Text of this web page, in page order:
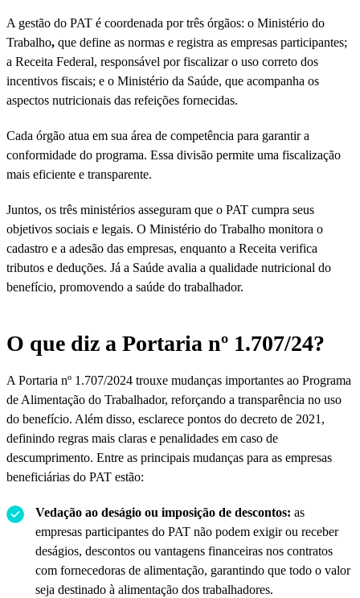
A gestão do PAT é coordenada por três órgãos: o Ministério do
Trabalho, que define as normas e registra as empresas participantes;
a Receita Federal, responsável por fiscalizar o uso correto dos
incentivos fiscais; e o Ministério da Saúde, que acompanha os
aspectos nutricionais das refeições fornecidas.
Cada órgão atua em sua área de competência para garantir a
conformidade do programa. Essa divisão permite uma fiscalização
mais eficiente e transparente.
Juntos, os três ministérios asseguram que o PAT cumpra seus
objetivos sociais e legais. O Ministério do Trabalho monitora o
cadastro e a adesão das empresas, enquanto a Receita verifica
tributos e deduções. Já a Saúde avalia a qualidade nutricional do
benefício, promovendo a saúde do trabalhador.
O que diz a Portaria nº 1.707/24?
A Portaria nº 1.707/2024 trouxe mudanças importantes ao Programa
de Alimentação do Trabalhador, reforçando a transparência no uso
do benefício. Além disso, esclarece pontos do decreto de 2021,
definindo regras mais claras e penalidades em caso de
descumprimento. Entre as principais mudanças para as empresas
beneficiárias do PAT estão:
Vedação ao deságio ou imposição de descontos: as
empresas participantes do PAT não podem exigir ou receber
deságios, descontos ou vantagens financeiras nos contratos
com fornecedoras de alimentação, garantindo que todo o valor
seja destinado à alimentação dos trabalhadores.